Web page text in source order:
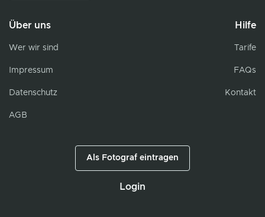
Über uns
Wer wir sind
Impressum
Datenschutz
AGB
Hilfe
Tarife
FAQs
Kontakt
Als Fotograf eintragen
Login